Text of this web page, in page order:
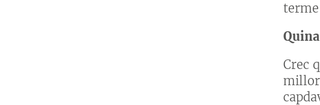
Crec